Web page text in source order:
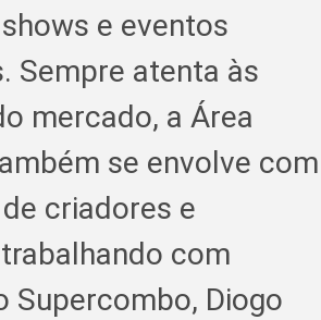
e eventos
Sempre atenta às
mercado, a Área
se envolve com
criadores e
com
Supercombo, Diogo